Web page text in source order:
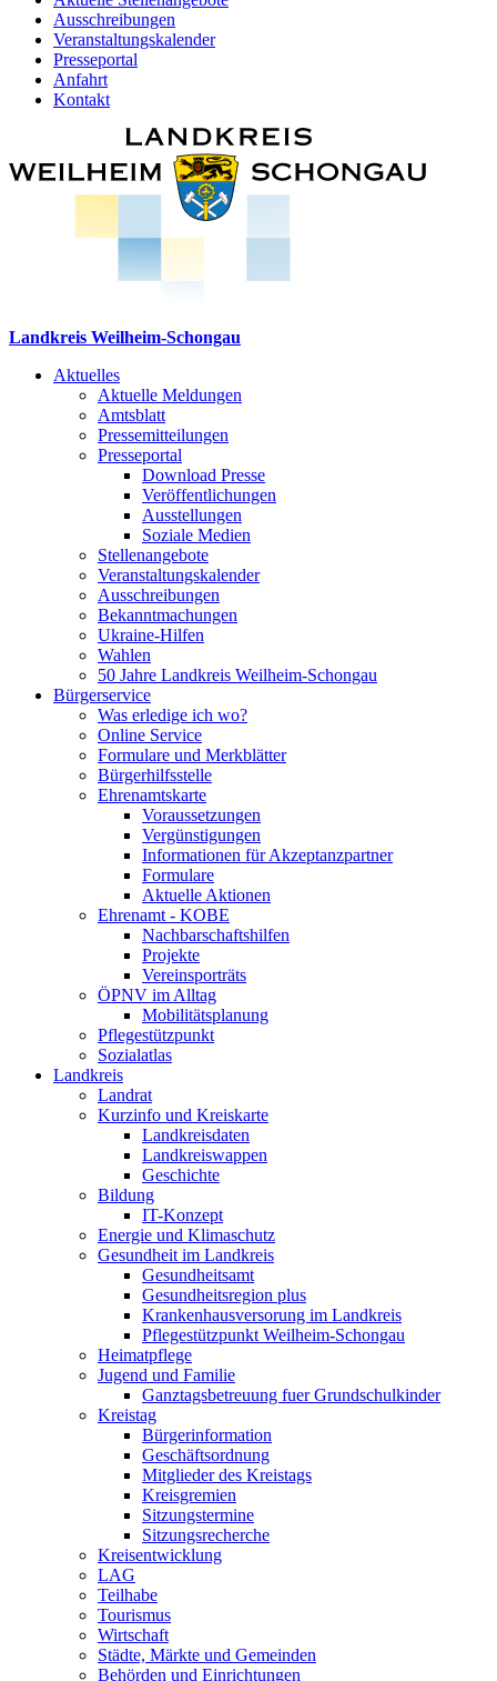
Ausschreibungen
Veranstaltungskalender
Presseportal
Anfahrt
Kontakt
Landkreis Weilheim-Schongau
Aktuelles
Aktuelle Meldungen
Amtsblatt
Pressemitteilungen
Presseportal
Download Presse
Veröffentlichungen
Ausstellungen
Soziale Medien
Stellenangebote
Veranstaltungskalender
Ausschreibungen
Bekanntmachungen
Ukraine-Hilfen
Wahlen
50 Jahre Landkreis Weilheim-Schongau
Bürgerservice
Was erledige ich wo?
Online Service
Formulare und Merkblätter
Bürgerhilfsstelle
Ehrenamtskarte
Voraussetzungen
Vergünstigungen
Informationen für Akzeptanzpartner
Formulare
Aktuelle Aktionen
Ehrenamt - KOBE
Nachbarschaftshilfen
Projekte
Vereinsporträts
ÖPNV im Alltag
Mobilitätsplanung
Pflegestützpunkt
Sozialatlas
Landkreis
Landrat
Kurzinfo und Kreiskarte
Landkreisdaten
Landkreiswappen
Geschichte
Bildung
IT-Konzept
Energie und Klimaschutz
Gesundheit im Landkreis
Gesundheitsamt
Gesundheitsregion plus
Krankenhausversorung im Landkreis
Pflegestützpunkt Weilheim-Schongau
Heimatpflege
Jugend und Familie
Ganztagsbetreuung fuer Grundschulkinder
Kreistag
Bürgerinformation
Geschäftsordnung
Mitglieder des Kreistags
Kreisgremien
Sitzungstermine
Sitzungsrecherche
Kreisentwicklung
LAG
Teilhabe
Tourismus
Wirtschaft
Städte, Märkte und Gemeinden
Behörden und Einrichtungen